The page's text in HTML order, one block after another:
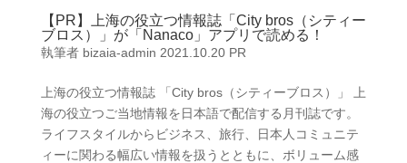
【PR】​上海の役立つ情報誌「City bros（シティー
ブロス）」が「Nanaco」アプリで読める！
執筆者 bizaia-admin 2021.10.20 PR
上海の役立つ情報誌 「City bros（シティーブロス）」 上
海の役立つご当地情報を日本語で配信する月刊誌です。
ライフスタイルからビジネス、旅行、日本人コミュニテ
ィーに関わる幅広い情報を扱うとともに、ボリューム感